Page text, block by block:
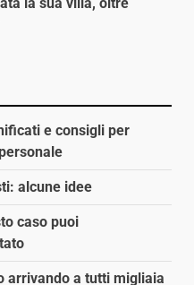
e consigli per
alcune idee
caso puoi
arrivando a tutti migliaia